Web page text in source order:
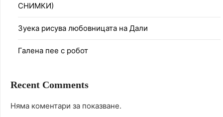
СНИМКИ)
Зуека рисува любовницата на Дали
Галена пее с робот
Recent Comments
Няма коментари за показване.